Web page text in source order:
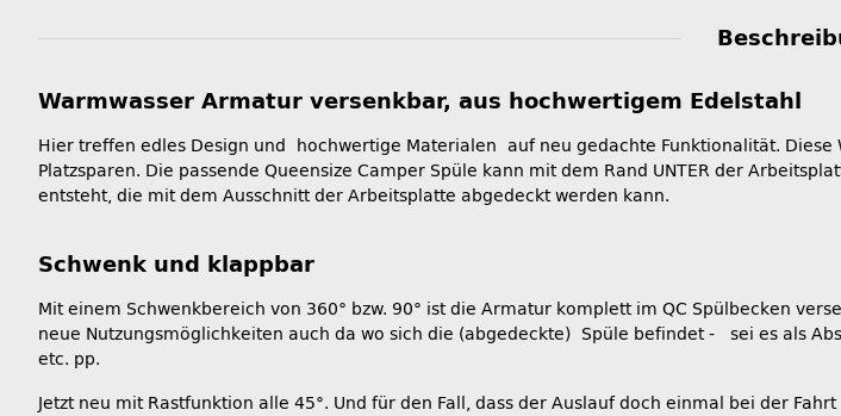
Warmwasser Armatur versenkbar, aus hochwertigem Edelstahl
Hier treffen edles Design und hochwertige Materialen auf neu gedachte Funktionalität.
Platzsparen. Die passende Queensize Camper Spüle kann mit dem Rand UNTER der
entsteht, die mit dem Ausschnitt der Arbeitsplatte abgedeckt werden kann.
Schwenk und klappbar
Mit einem Schwenkbereich von 360° bzw. 90° ist die Armatur komplett im QC Spülbecken
neue Nutzungsmöglichkeiten auch da wo sich die (abgedeckte) Spüle befindet - sei es als
etc. pp.
Jetzt neu mit Rastfunktion alle 45°. Und für den Fall, dass der Auslauf doch einmal bei der